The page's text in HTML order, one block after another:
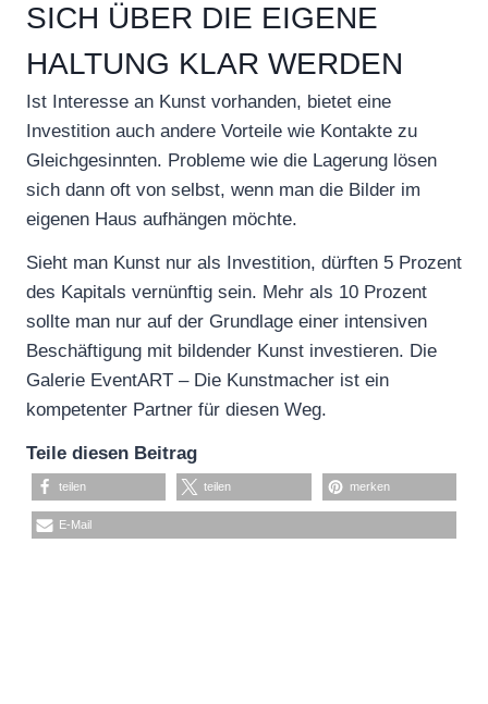
SICH ÜBER DIE EIGENE
HALTUNG KLAR WERDEN
Ist Interesse an Kunst vorhanden, bietet eine
Investition auch andere Vorteile wie Kontakte zu
Gleichgesinnten. Probleme wie die Lagerung lösen
sich dann oft von selbst, wenn man die Bilder im
eigenen Haus aufhängen möchte.
Sieht man Kunst nur als Investition, dürften 5 Prozent
des Kapitals vernünftig sein. Mehr als 10 Prozent
sollte man nur auf der Grundlage einer intensiven
Beschäftigung mit bildender Kunst investieren. Die
Galerie EventART – Die Kunstmacher ist ein
kompetenter Partner für diesen Weg.
Teile diesen Beitrag
teilen teilen merken
E-Mail